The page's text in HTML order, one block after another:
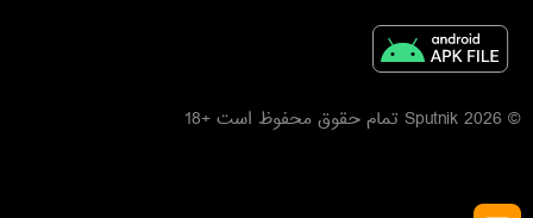
© 2026 Sputnik تمام حقوق محفوظ است +18